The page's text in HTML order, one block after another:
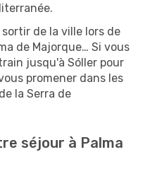
de la ville lors de
de Majorque… Si vous
jusqu'à Sóller pour
promener dans les
la Serra de
séjour à Palma